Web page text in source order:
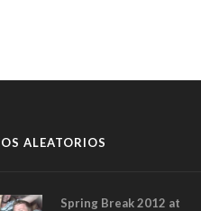
ALEATORIOS
Spring Break 2012 at